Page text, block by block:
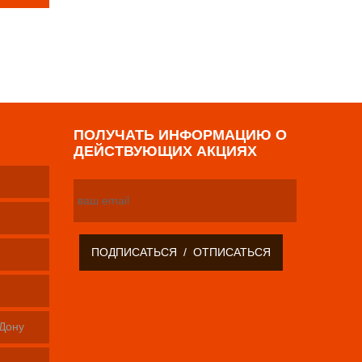
ПОЛУЧАТЬ ИНФОРМАЦИЮ О
ДЕЙСТВУЮЩИХ АКЦИЯХ